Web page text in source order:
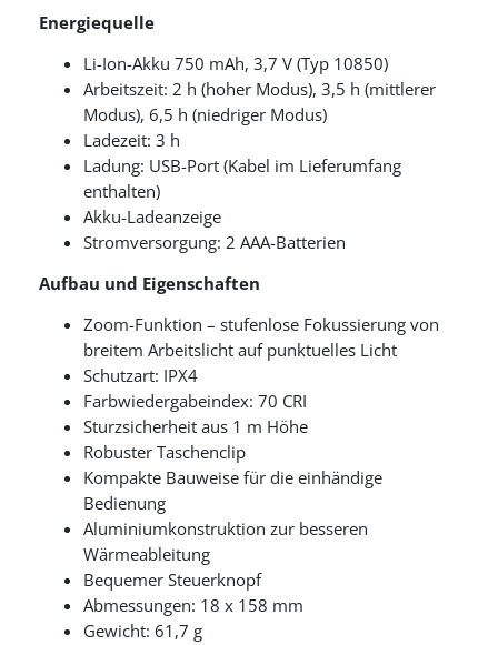
Energiequelle
Li-Ion-Akku 750 mAh, 3,7 V (Typ 10850)
Arbeitszeit: 2 h (hoher Modus), 3,5 h (mittlerer
Modus), 6,5 h (niedriger Modus)
Ladezeit: 3 h
Ladung: USB-Port (Kabel im Lieferumfang
enthalten)
Akku-Ladeanzeige
Stromversorgung: 2 AAA-Batterien
Aufbau und Eigenschaften
Zoom-Funktion – stufenlose Fokussierung von
breitem Arbeitslicht auf punktuelles Licht
Schutzart: IPX4
Farbwiedergabeindex: 70 CRI
Sturzsicherheit aus 1 m Höhe
Robuster Taschenclip
Kompakte Bauweise für die einhändige
Bedienung
Aluminiumkonstruktion zur besseren
Wärmeableitung
Bequemer Steuerknopf
Abmessungen: 18 x 158 mm
Gewicht: 61,7 g